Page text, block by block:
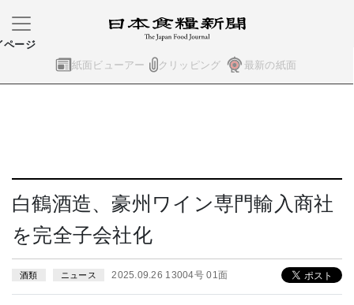
紙面ビューアー クリッピング 最新の紙面
ページ
白鶴酒造、豪州ワイン専門輸入商社
を完全子会社化
酒類 ニュース 2025.09.26 13004号 01面